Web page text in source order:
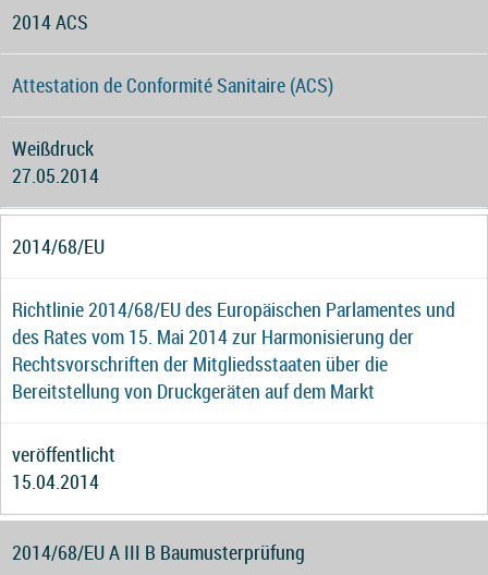
2014 ACS
Attestation de Conformité Sanitaire (ACS)
Weißdruck
27.05.2014
2014/68/EU
Richtlinie 2014/68/EU des Europäischen Parlamentes und
des Rates vom 15. Mai 2014 zur Harmonisierung der
Rechtsvorschriften der Mitgliedsstaaten über die
Bereitstellung von Druckgeräten auf dem Markt
veröffentlicht
15.04.2014
2014/68/EU A III B Baumusterprüfung